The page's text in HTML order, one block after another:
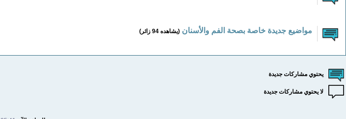
مواضيع جديدة خاصة بصحة الفم والأسنان (يشاهده 94 زائر)
يحتوي مشاركات جديدة
لا يحتوي مشاركات جديدة